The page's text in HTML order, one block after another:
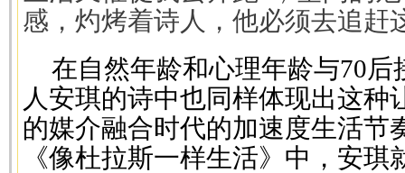
感，灼烤着诗人，他必须去追赶
在自然年龄和心理年龄与70后
人安琪的诗中也同样体现出这种
的媒介融合时代的加速度生活节
《像杜拉斯一样生活》中，安琪